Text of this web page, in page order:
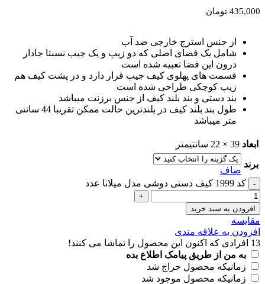
435,000 تومان
از جنس استرج خارجی ضد آب
شامل یک فضای اصلی که دو زیپ و یک جیب نسبتا جادار
درون این فضا تعبیه شده است
قسمت های پهلوی کیف جیب قرار دارد و در پشت کیف هم
زیپ کوچکی طراحی شده است
بند دستی و بند بلند کیف از جنس برزنت میباشد
طول بند بلند کیف در بلندترین حالت ممکن تقریبا 44 سانتی
متر میباشد
ابعاد 39 × 22 سانتیمتر
برند
صاف
کد 1999 کیف دستی دوشی مدل میلانا عدد
افزودن به سبد خرید
مقايسه
افزودن به علاقه مندی
13 افرادی که اکنون این محصول را تماشا می کنند!
به من از طریق پیامک اطلاع بده
زمانیکه محصول حراج شد
زمانیکه محصول موجود شد